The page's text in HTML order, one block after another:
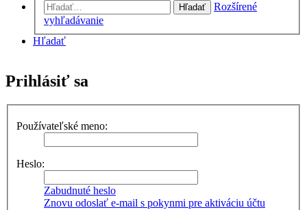
Hľadať
Rozšírené
vyhľadávanie
Hľadať
Prihlásiť sa
Používateľské meno:
Heslo:
Zabudnuté heslo
Znovu odoslať e-mail s pokynmi pre aktiváciu účtu